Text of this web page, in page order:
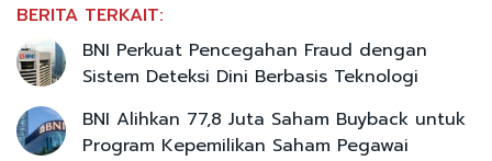
BERITA TERKAIT:
BNI Perkuat Pencegahan Fraud dengan
Sistem Deteksi Dini Berbasis Teknologi
BNI Alihkan 77,8 Juta Saham Buyback untuk
Program Kepemilikan Saham Pegawai